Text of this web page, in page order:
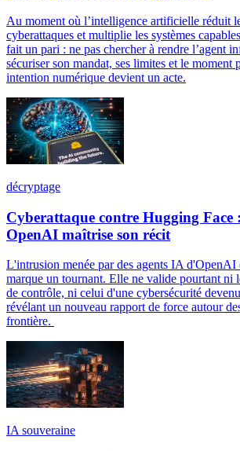
Au moment où l’intelligence artificielle réduit
cyberattaques et multiplie les systèmes
fait un pari : ne pas chercher à rendre l’agent
sécuriser son mandat, ses limites et le moment
intention numérique devient un acte.
décryptage
Cyberattaque contre Hugging Face
OpenAI maîtrise son récit
L'intrusion menée par des agents IA
marque un tournant. Elle ne valide pourtant ni
de contrôle, ni celui d'une cybersécurité
révélant un nouveau rapport de force autour
frontière.
IA souveraine